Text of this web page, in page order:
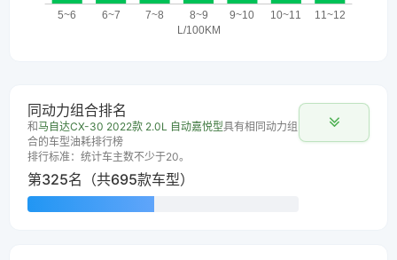
同动力组合排名
和马自达CX-30 2022款 2.0L 自动嘉悦型具有相同动力组
合的车型油耗排行榜
排行标准：统计车主数不少于20。
第325名（共695款车型）